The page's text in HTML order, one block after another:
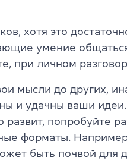
хотя это
умение
при личном
мысли до других,
и удачны ваши идеи.
попробуйте
форматы.
быть почвой для